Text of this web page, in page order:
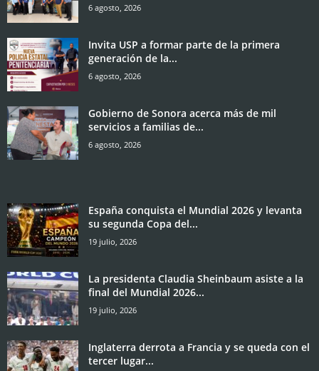
6 agosto, 2026
Invita USP a formar parte de la primera
generación de la...
6 agosto, 2026
Gobierno de Sonora acerca más de mil
servicios a familias de...
6 agosto, 2026
España conquista el Mundial 2026 y levanta
su segunda Copa del...
19 julio, 2026
La presidenta Claudia Sheinbaum asiste a la
final del Mundial 2026...
19 julio, 2026
Inglaterra derrota a Francia y se queda con el
tercer lugar...